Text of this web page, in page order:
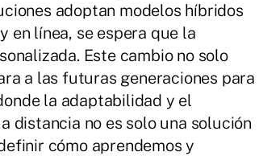
adoptan modelos híbridos
en línea, se espera que la
Este cambio no solo
a las futuras generaciones para
la adaptabilidad y el
distancia no es solo una solución
cómo aprendemos y